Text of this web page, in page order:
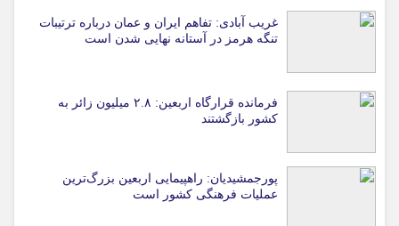
غریب آبادی: تفاهم ایران و عمان درباره ترتیبات
تنگه هرمز در آستانه نهایی شدن است
فرمانده قرارگاه اربعین: ۲.۸ میلیون زائر به
کشور بازگشتند
پورجمشیدیان: راهپیمایی اربعین بزرگ‌ترین
عملیات فرهنگی کشور است